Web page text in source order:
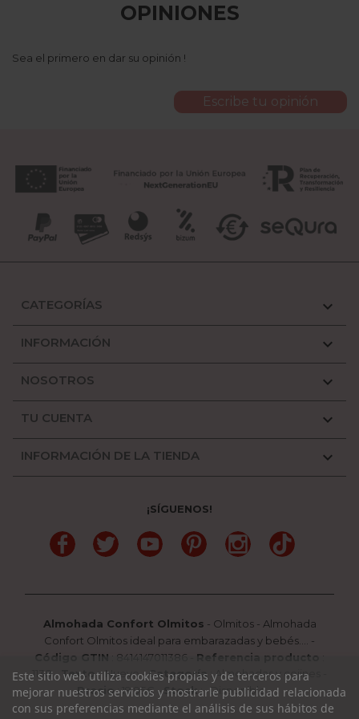
OPINIONES
Sea el primero en dar su opinión !
Escribe tu opinión
CATEGORÍAS 
INFORMACIÓN 
NOSOTROS 
TU CUENTA 
INFORMACIÓN DE LA TIENDA 
¡SÍGUENOS!
FacebookTwitter YouTube PinterestInstagramTikTok
Almohada Confort Olmitos - Olmitos- Almohada
Confort Olmitos ideal para embarazadas y bebés....
-
Código GTIN : 8414147011386 - Referencia producto :
1138- Texto:Nuevo-Categoría :Almohadas y cojines
Precio:19.95€ - Stock: Disponible
Este sitio web utiliza cookies propias y de terceros para
mejorar nuestros servicios y mostrarle publicidad relacionada
con sus preferencias mediante el análisis de sus hábitos de